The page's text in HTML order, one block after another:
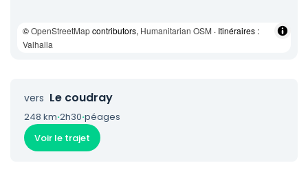
©OpenStreetMapcontributors, Humanitarian OSM · Itinéraires :
Valhalla
vers Le coudray
248 km·2h30·péages
Voir le trajet